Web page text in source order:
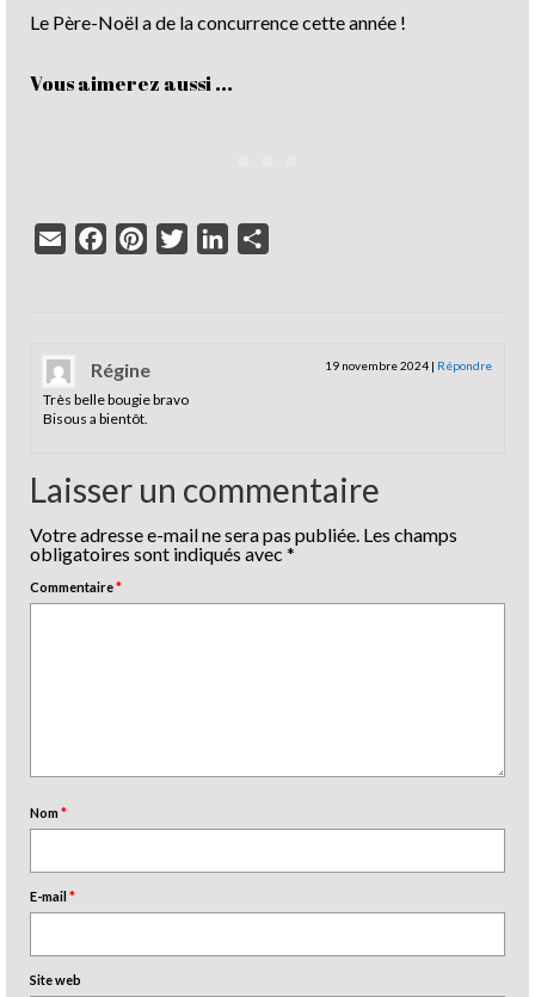
Le Père-Noël a de la concurrence cette année !
Vous aimerez aussi ...
Email FacebookPinterestTwitterLinkedIn
Régine 19 novembre 2024 | Répondre
Très belle bougie bravo
Bisous a bientôt.
Laisser un commentaire
Votre adresse e-mail ne sera pas publiée. Les champs
obligatoires sont indiqués avec *
Commentaire*
Nom*
E-mail*
Site web